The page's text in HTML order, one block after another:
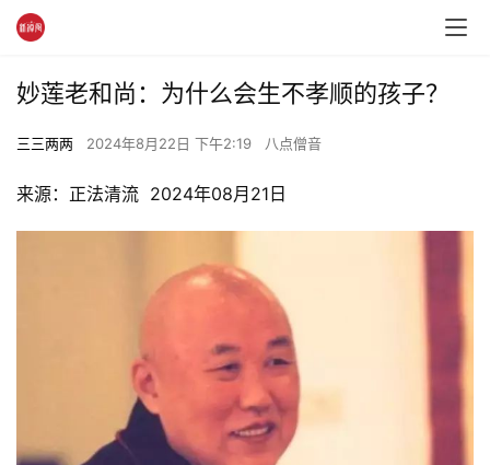
妙莲老和尚：为什么会生不孝顺的孩子？
三三两两 2024年8月22日 下午2:19 八点僧音
来源：正法清流  2024年08月21日